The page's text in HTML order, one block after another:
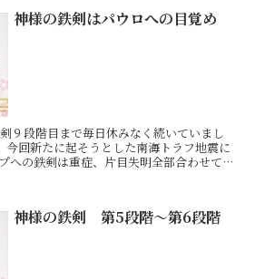
神様の鉄剣はパウロへの目覚め
９段階目まで毎日休みなく続いていまし
今回新たに起そうとした南海トラフ地震に
への鉄剣は重症、片目失明全部合わせて
神様の鉄剣 第5段階〜第6段階